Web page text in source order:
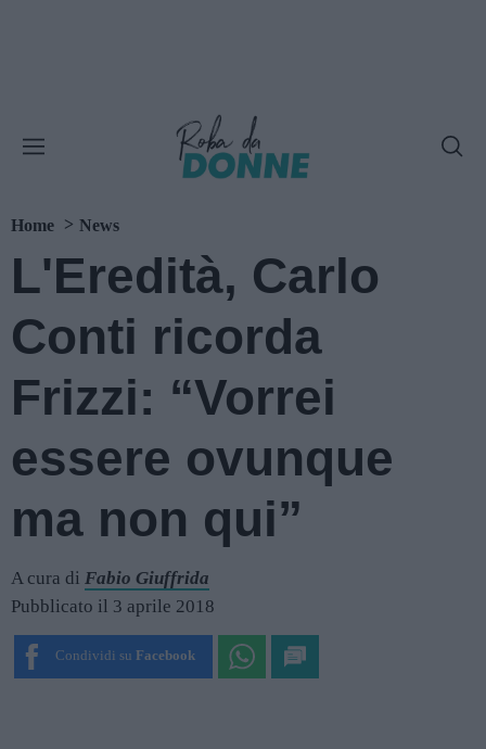
Home News
L'Eredità, Carlo
Conti ricorda
Frizzi: “Vorrei
essere ovunque
ma non qui”
A cura di Fabio Giuffrida
Pubblicato il 3 aprile 2018
Condividi su Facebook